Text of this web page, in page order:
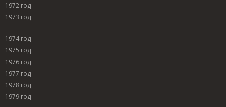
1972 год
1973 год
1974 год
1975 год
1976 год
1977 год
1978 год
1979 год